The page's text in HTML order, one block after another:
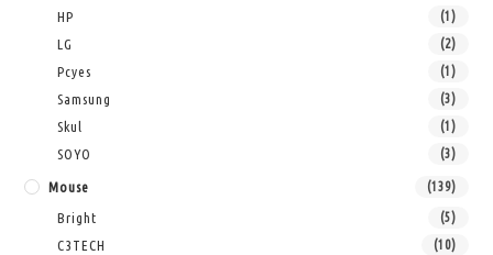
HP (1)
LG (2)
Pcyes (1)
Samsung (3)
Skul (1)
SOYO (3)
Mouse (139)
Bright (5)
C3TECH (10)